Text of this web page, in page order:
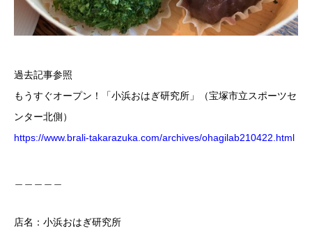
過去記事参照
もうすぐオープン！「小浜おはぎ研究所」（宝塚市立スポーツセ
ンター北側）
https://www.brali-takarazuka.com/archives/ohagilab210422.html
店名：小浜おはぎ研究所